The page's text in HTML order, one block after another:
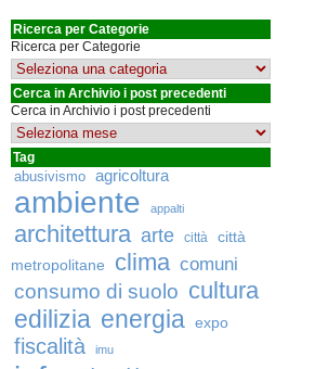
Ricerca per Categorie
Ricerca per Categorie
Cerca in Archivio i post precedenti
Cerca in Archivio i post precedenti
Tag
abusivismo agricoltura
ambiente appalti
architettura arte città
città
metropolitane
clima comuni
consumo di suolo cultura
edilizia energia expo
fiscalità imu